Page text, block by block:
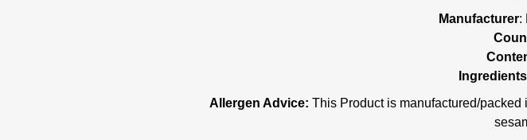
Manufacturer:
Ingredients
Allergen Advice: This Product is manufactured/